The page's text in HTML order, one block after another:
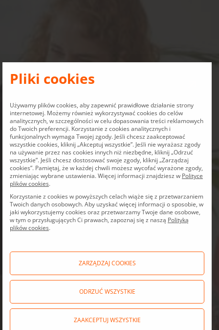
korporacyjne
Dyrektorów
Compliance ESG
Walne
Zgromadzenia
Oferta Publiczna
oświadczenia
Pliki cookies
Używamy plików cookies, aby zapewnić prawidłowe działanie strony
internetowej. Możemy również wykorzystywać cookies do celów
analitycznych, w szczególności w celu dopasowania treści reklamowych
do Twoich preferencji. Korzystanie z cookies analitycznych i
funkcjonalnych wymaga Twojej zgody. Jeśli chcesz zaakceptować
wszystkie cookies, kliknij „Akceptuj wszystkie”. Jeśli nie wyrażasz zgody
na używanie przez nas cookies innych niż niezbędne, kliknij „Odrzuć
wszystkie”. Jeśli chcesz dostosować swoje zgody, kliknij „Zarządzaj
cookies”. Pamiętaj, że w każdej chwili możesz wycofać wyrażone zgody,
zmieniając wybrane ustawienia. Więcej informacji znajdziesz w Polityce
plików cookies.
Korzystanie z cookies w powyższych celach wiąże się z przetwarzaniem
Twoich danych osobowych. Aby uzyskać więcej informacji o sposobie, w
jaki wykorzystujemy cookies oraz przetwarzamy Twoje dane osobowe,
w tym o przysługujących Ci prawach, zapoznaj się z naszą Polityką
plików cookies.
ZARZĄDZAJ COOKIES
ODRZUĆ WSZYSTKIE
ZAAKCEPTUJ WSZYSTKIE